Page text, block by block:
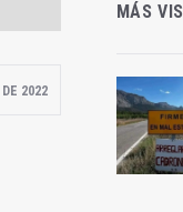
2022
MÁS